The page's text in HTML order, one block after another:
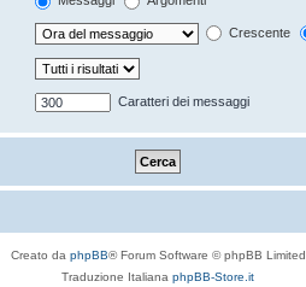
Crescente
Caratteri dei messaggi
Creato da phpBB® Forum Software © phpBB Limited
Traduzione Italiana phpBB-Store.it